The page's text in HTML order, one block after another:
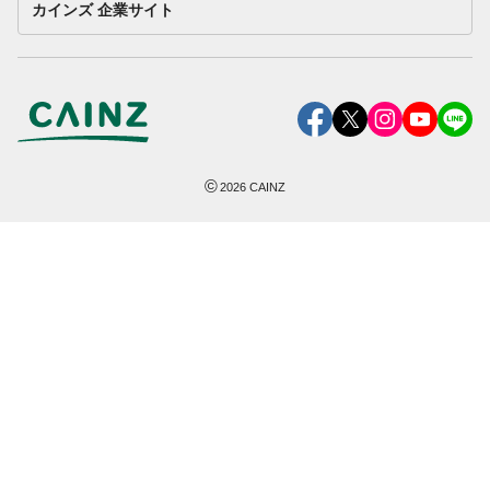
カインズ 企業サイト
©2026 CAINZ